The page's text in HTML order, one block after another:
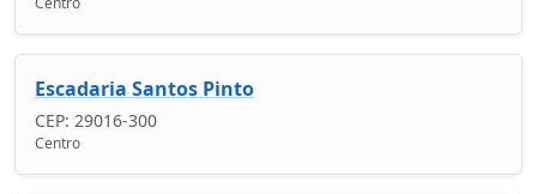
Escadaria Santos Pinto
CEP: 29016-300
Centro